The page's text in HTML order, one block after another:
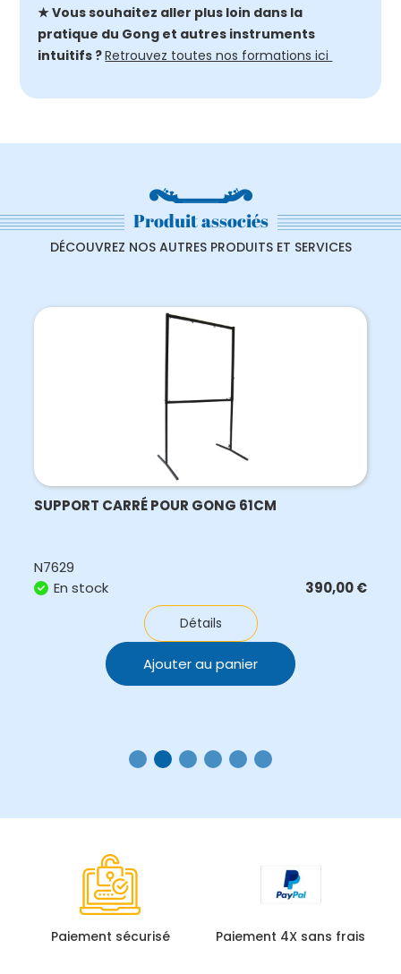
★ Vous souhaitez aller plus loin dans la
pratique du Gong et autres instruments
intuitifs ?Retrouvez toutes nos formations ici
Produit associés
DÉCOUVREZ NOS AUTRES PRODUITS ET SERVICES
SUPPORT CARRÉ POUR GONG 61CM
N7629
En stock
390,00€
Détails
Ajouter au panier
Paiement sécurisé Paiement 4X sans frais